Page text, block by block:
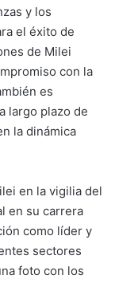
y los
el éxito de
de Milei
con la
es
largo plazo de
la dinámica
en la vigilia del
en su carrera
como líder y
sectores
foto con los